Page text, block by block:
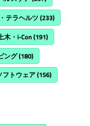
テラヘルツ (233)
木・i-Con(191)
ング(180)
フトウェア(156)